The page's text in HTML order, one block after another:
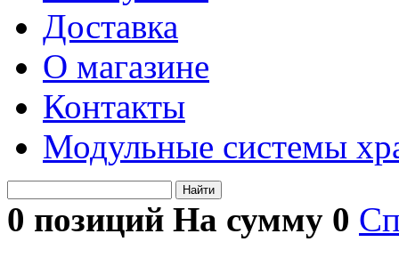
Доставка
О магазине
Контакты
Модульные системы
Найти
0 позиций На сумму 0